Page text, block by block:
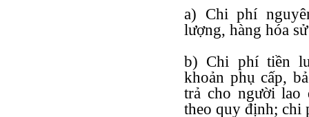
a) Chi phí
lượng, hàng hóa
b) Chi phí tiền
khoản phụ cấp,
trả cho người lao
theo quy định; chi